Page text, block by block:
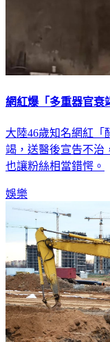
網紅爆「多重器官
大陸46歲知名網紅「
竭，送醫後宣告不治
也讓粉絲相當錯愕。
娛樂